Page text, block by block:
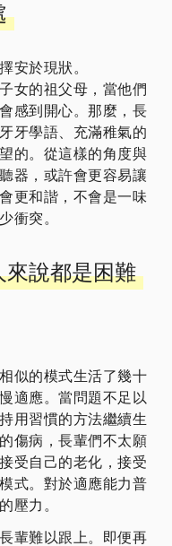
安於現狀。
女的祖父母，當他們
感到開心。那麼，長
牙學語、充滿稚氣的
的。從這樣的角度與
器，或許會更容易讓
更和諧，不會是一味
衝突。
來說都是困難
似的模式生活了幾十
適應。當問題不足以
用習慣的方法繼續生
傷病，長輩們不太願
受自己的老化，接受
式。對於適應能力普
壓力。
輩難以跟上。即便再